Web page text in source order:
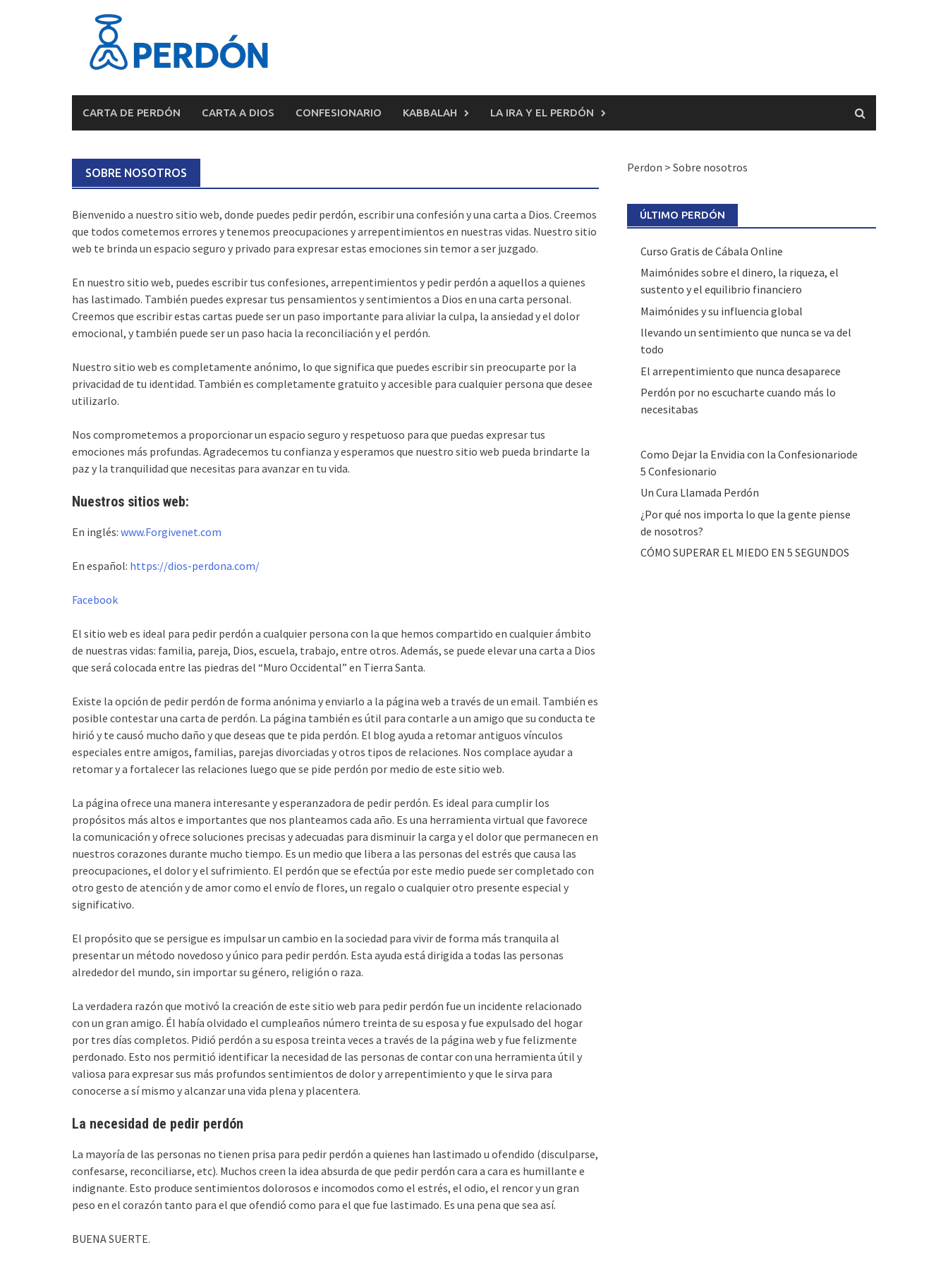
CARTA DE PERDÓN CARTA A DIOS CONFESIONARIO KABBALAH LA IRA Y EL PERDÓN
SOBRE NOSOTROS
Bienvenido a nuestro sitio web, donde puedes pedir perdón, escribir una confesión y una carta a Dios. Creemos
que todos cometemos errores y tenemos preocupaciones y arrepentimientos en nuestras vidas. Nuestro sitio
web te brinda un espacio seguro y privado para expresar estas emociones sin temor a ser juzgado.
En nuestro sitio web, puedes escribir tus confesiones, arrepentimientos y pedir perdón a aquellos a quienes
has lastimado. También puedes expresar tus pensamientos y sentimientos a Dios en una carta personal.
Creemos que escribir estas cartas puede ser un paso importante para aliviar la culpa, la ansiedad y el dolor
emocional, y también puede ser un paso hacia la reconciliación y el perdón.
Nuestro sitio web es completamente anónimo, lo que significa que puedes escribir sin preocuparte por la
privacidad de tu identidad. También es completamente gratuito y accesible para cualquier persona que desee
utilizarlo.
Nos comprometemos a proporcionar un espacio seguro y respetuoso para que puedas expresar tus
emociones más profundas. Agradecemos tu confianza y esperamos que nuestro sitio web pueda brindarte la
paz y la tranquilidad que necesitas para avanzar en tu vida.
Nuestros sitios web:
En inglés: www.Forgivenet.com
En español: https://dios-perdona.com/
Facebook
El sitio web es ideal para pedir perdón a cualquier persona con la que hemos compartido en cualquier ámbito
de nuestras vidas: familia, pareja, Dios, escuela, trabajo, entre otros. Además, se puede elevar una carta a Dios
que será colocada entre las piedras del “Muro Occidental” en Tierra Santa.
Existe la opción de pedir perdón de forma anónima y enviarlo a la página web a través de un email. También es
posible contestar una carta de perdón. La página también es útil para contarle a un amigo que su conducta te
hirió y te causó mucho daño y que deseas que te pida perdón. El blog ayuda a retomar antiguos vínculos
especiales entre amigos, familias, parejas divorciadas y otros tipos de relaciones. Nos complace ayudar a
retomar y a fortalecer las relaciones luego que se pide perdón por medio de este sitio web.
La página ofrece una manera interesante y esperanzadora de pedir perdón. Es ideal para cumplir los
propósitos más altos e importantes que nos planteamos cada año. Es una herramienta virtual que favorece
la comunicación y ofrece soluciones precisas y adecuadas para disminuir la carga y el dolor que permanecen en
nuestros corazones durante mucho tiempo. Es un medio que libera a las personas del estrés que causa las
preocupaciones, el dolor y el sufrimiento. El perdón que se efectúa por este medio puede ser completado con
otro gesto de atención y de amor como el envío de flores, un regalo o cualquier otro presente especial y
significativo.
El propósito que se persigue es impulsar un cambio en la sociedad para vivir de forma más tranquila al
presentar un método novedoso y único para pedir perdón. Esta ayuda está dirigida a todas las personas
alrededor del mundo, sin importar su género, religión o raza.
La verdadera razón que motivó la creación de este sitio web para pedir perdón fue un incidente relacionado
con un gran amigo. Él había olvidado el cumpleaños número treinta de su esposa y fue expulsado del hogar
por tres días completos. Pidió perdón a su esposa treinta veces a través de la página web y fue felizmente
perdonado. Esto nos permitió identificar la necesidad de las personas de contar con una herramienta útil y
valiosa para expresar sus más profundos sentimientos de dolor y arrepentimiento y que le sirva para
conocerse a sí mismo y alcanzar una vida plena y placentera.
La necesidad de pedir perdón
La mayoría de las personas no tienen prisa para pedir perdón a quienes han lastimado u ofendido (disculparse,
confesarse, reconciliarse, etc). Muchos creen la idea absurda de que pedir perdón cara a cara es humillante e
indignante. Esto produce sentimientos dolorosos e incomodos como el estrés, el odio, el rencor y un gran
peso en el corazón tanto para el que ofendió como para el que fue lastimado. Es una pena que sea así.
BUENA SUERTE.
Perdon > Sobre nosotros
ÚLTIMO PERDÓN
Curso Gratis de Cábala Online
Maimónides sobre el dinero, la riqueza, el
sustento y el equilibrio financiero
Maimónides y su influencia global
llevando un sentimiento que nunca se va del
todo
El arrepentimiento que nunca desaparece
Perdón por no escucharte cuando más lo
necesitabas
Como Dejar la Envidia con la Confesionariode
5 Confesionario
Un Cura Llamada Perdón
¿Por qué nos importa lo que la gente piense
de nosotros?
CÓMO SUPERAR EL MIEDO EN 5 SEGUNDOS